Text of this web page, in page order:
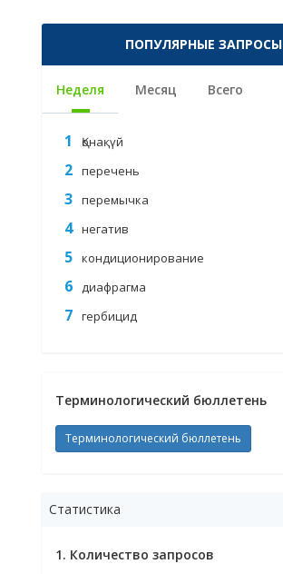
ПОПУЛЯРНЫЕ ЗАПРОСЫ
Неделя Месяц Всего
Қонақүй
перечень
перемычка
негатив
кондиционирование
диафрагма
гербицид
Терминологический бюллетень
Терминологический бюллетень
Статистика
1. Количество запросов